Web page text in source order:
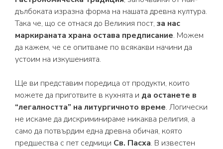
дълбоката изразна форма на нашата древна култура.
Така че, що се отнася до Великия пост, за нас
маркираната храна остава предписание. Можем
да кажем, че се опитваме по всякакви начини да
устоим на изкушенията.
Ще ви представим поредица от продукти, които
можете да приготвите в кухнята и да останете в
“легалността” на литургичното време. Логически
не искаме да дискриминираме никаква религия, а
само да потвърдим една древна обичая, която
предшества с пет седмици Св. Пасха. В известен